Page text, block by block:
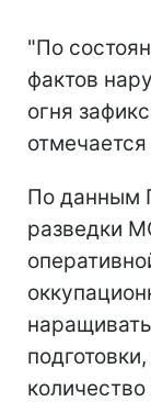
"По
фактов
огня
По данным
разведки